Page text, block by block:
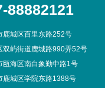
88882121
鹿城区百里东路252号
双屿街道鹿城路990弄52号
瓯海区南白象勤中路1号
鹿城区学院东路1388号